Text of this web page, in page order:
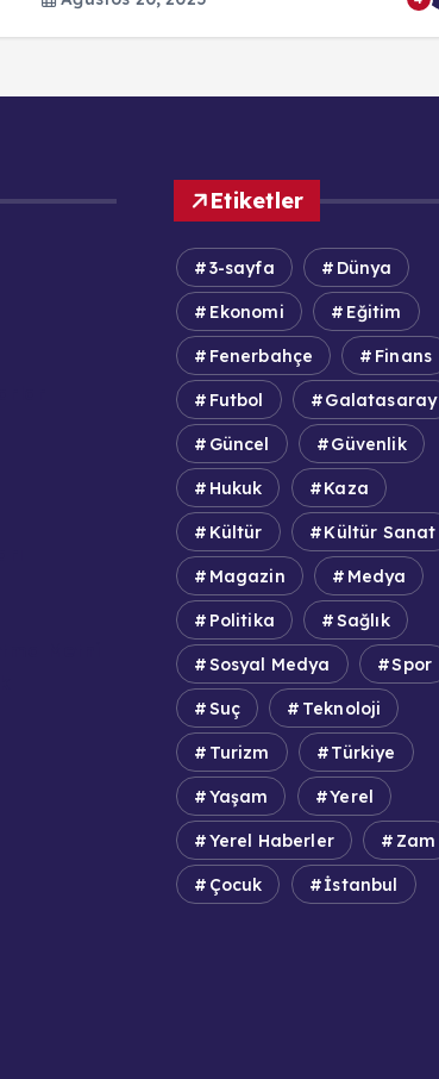
Etiketler
3-sayfa Dünya
Ekonomi Eğitim
Fenerbahçe Finans
Futbol Galatasaray
Güncel Güvenlik
Hukuk Kaza
Kültür Kültür Sanat
Magazin Medya
Politika Sağlık
Sosyal Medya Spor
Suç Teknoloji
Turizm Türkiye
Yaşam Yerel
Yerel Haberler Zam
Çocuk İstanbul